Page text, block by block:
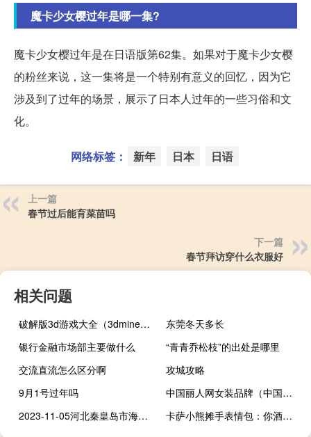
魔卡少女樱过年是哪一集?
魔卡少女樱过年是在日语版第62集。如果对于魔卡少女樱
的粉丝来说，这一集将是一个特别有意义的回忆，因为它
涉及到了过年的场景，展示了日本人过年的一些习俗和文
化。
网络标签： 新年 日本 日语
上一篇
春节过后能育菜苗吗
下一篇
春节拜访穿什么衣服好
相关问题
破解版3d游戏大全（3dmine破解版免费下载）
东莞冬天多长
银行金融市场部主要做什么
“青青乔松枝”的出处是哪里
交流直流怎么区分啊
攻城攻略
9月1号过年吗
中国丽人网女装品牌（中国丽人）
2023-11-05河北秦皇岛市海港区(黄蘑)的报价是多少
卡萨小熊摊手表情包：你酒桶玩的跟屎一样什么梗